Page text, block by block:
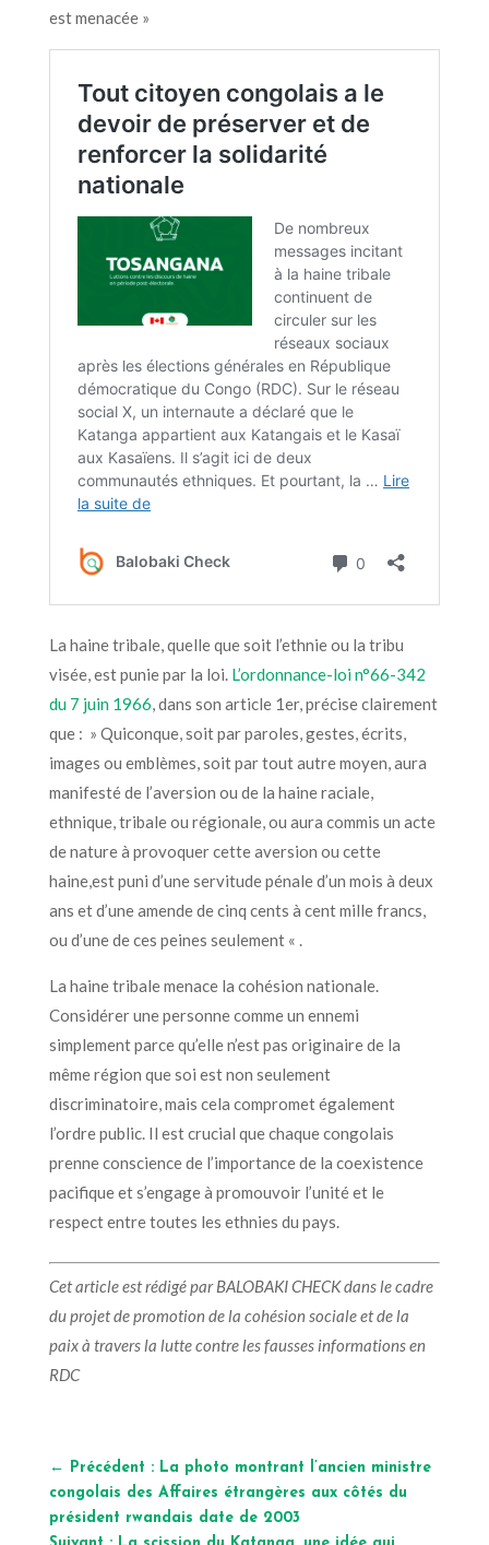
est menacée»
La haine tribale, quelle quesoit l’ethnie ou la tribu
visée,est puniepar la loi. L’ordonnance-loi n°66-342
du 7 juin 1966,dans son article 1er, préciseclairement
que : » Quiconque, soit par paroles, gestes, écrits,
images ou emblèmes, soit par tout autre moyen, aura
manifesté de l’aversion ou de la haine raciale,
ethnique, tribale ou régionale, ou aura commis un acte
de nature à provoquer cette aversion ou cette
haine,est puni d’une servitude pénale d’un mois à deux
ans et d’une amende de cinq cents à cent mille francs,
ou d’une de ces peines seulement « .
La haine tribale menace la cohésion nationale.
Considérer une personne comme un ennemi
simplementparce qu’ellen’est pas originaire de la
même région quesoi est non seulement
discriminatoire,mais cela compromet également
l’ordre public. Il est crucial que chaque congolais
prenne conscience de l’importance de la coexistence
pacifique et s’engage à promouvoir l’unité et le
respect entre toutes les ethnies du pays.
Cet article est rédigé par BALOBAKI CHECK dans le cadre
du projet de promotion de la cohésion sociale et de la
paix à travers la lutte contre les fausses informations en
RDC
← Précédent : La photo montrant l’ancien ministre
congolais des Affaires étrangères aux côtés du
président rwandais date de 2003